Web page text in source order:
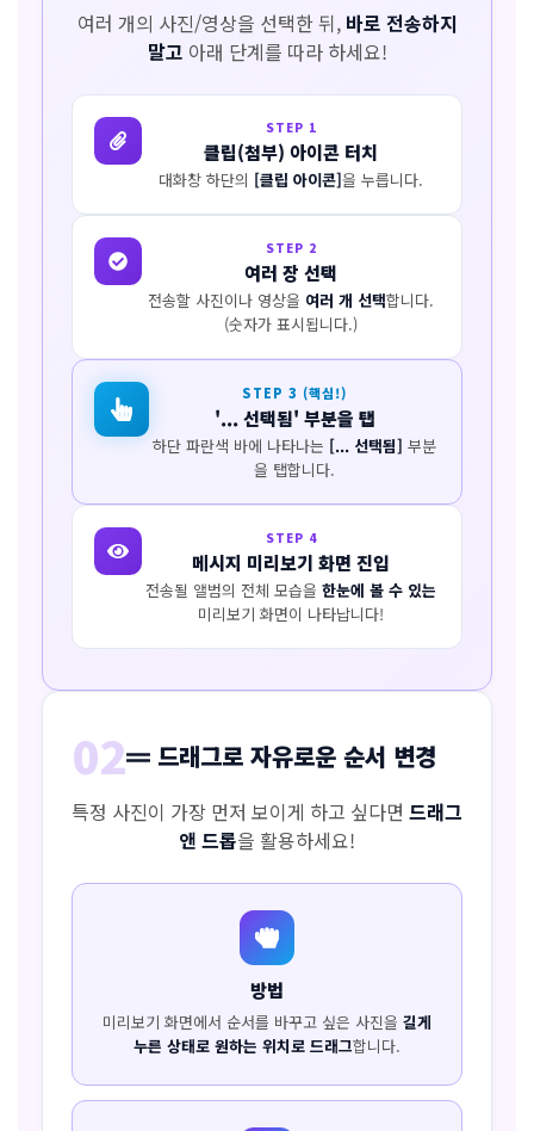
여러 개의 사진/영상을 선택한 뒤, 바로 전송하지
말고 아래 단계를 따라 하세요!
STEP 1
클립(첨부) 아이콘 터치
대화창 하단의 [클립 아이콘]을 누릅니다.
STEP 2
여러 장 선택
전송할 사진이나 영상을 여러 개 선택합니다.
(숫자가 표시됩니다.)
STEP 3 (핵심!)
'... 선택됨' 부분을 탭
하단 파란색 바에 나타나는 [... 선택됨] 부분
을 탭합니다.
STEP 4
메시지 미리보기 화면 진입
전송될 앨범의 전체 모습을 한눈에 볼 수 있는
미리보기 화면이 나타납니다!
02 드래그로 자유로운 순서 변경
특정 사진이 가장 먼저 보이게 하고 싶다면 드래그
앤 드롭을 활용하세요!
방법
미리보기 화면에서 순서를 바꾸고 싶은 사진을 길게
누른 상태로 원하는 위치로 드래그합니다.